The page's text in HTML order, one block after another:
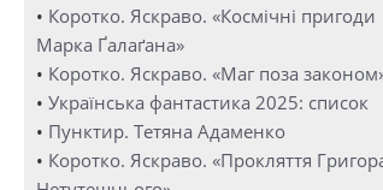
• Коротко. Яскраво. «Космічні пригоди
Марка Ґалаґана»
• Коротко. Яскраво. «Маг поза
• Українська фантастика 2025: список
• Пунктир. Тетяна Адаменко
• Коротко. Яскраво. «Прокляття